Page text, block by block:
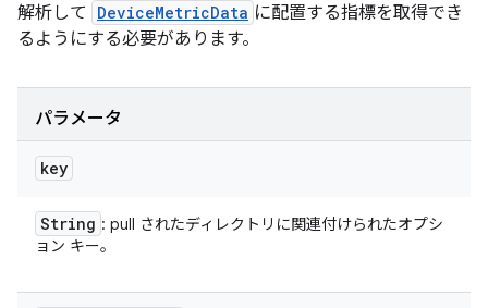
解析して DeviceMetricData に配置する指標を取得でき
るようにする必要があります。
パラメータ
key
String : pull されたディレクトリに関連付けられたオプシ
ョン キー。